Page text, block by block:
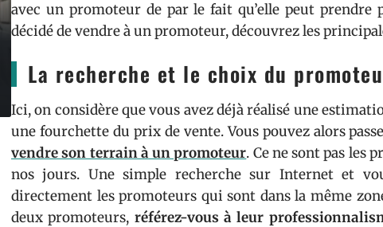
avec un promoteur de par le fait qu’elle peut prendre
décidé de vendre à un promoteur, découvrez les
La recherche et le choix du
Ici, on considère que vous avez déjà réalisé une
une fourchette du prix de vente. Vous pouvez alors
vendre son terrain à un promoteur. Ce ne sont pas les
nos jours. Une simple recherche sur Internet et
directement les promoteurs qui sont dans la même
deux promoteurs, référez-vous à leur